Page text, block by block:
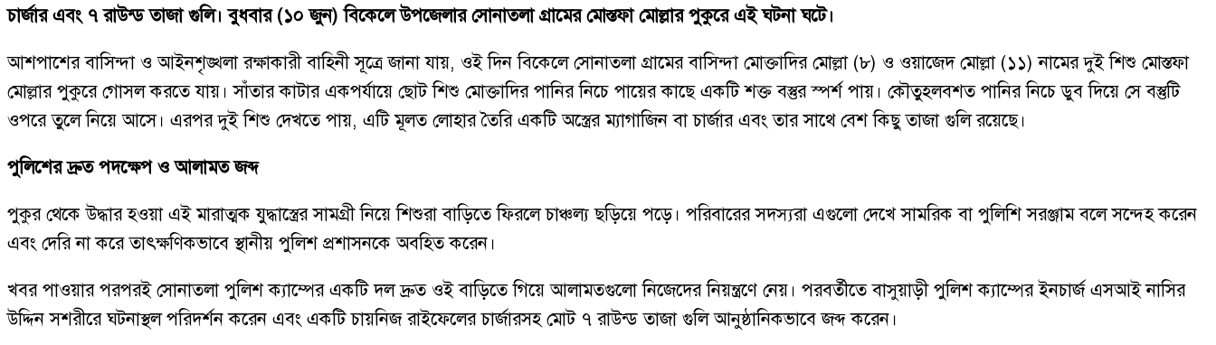
চার্জার এবং ৭ রাউন্ড তাজা গুলি। বুধবার (১০ জুন) বিকেলে উপজেলার সোনাতলা গ্রামের মোস্তফা মোল্লার পুকুরে এই ঘটনা ঘটে।
আশপাশের বাসিন্দা ও আইনশৃঙ্খলা রক্ষাকারী বাহিনী সূত্রে জানা যায়, ওই দিন বিকেলে সোনাতলা গ্রামের বাসিন্দা মোক্তাদির মোল্লা (৮) ও ওয়াজেদ মোল্লা (১১) নামের দুই শিশু মোস্তফা
মোল্লার পুকুরে গোসল করতে যায়। সাঁতার কাটার একপর্যায়ে ছোট শিশু মোক্তাদির পানির নিচে পায়ের কাছে একটি শক্ত বস্তুর স্পর্শ পায়। কৌতুহলবশত পানির নিচে ডুব দিয়ে সে বস্তুটি
ওপরে তুলে নিয়ে আসে। এরপর দুই শিশু দেখতে পায়, এটি মূলত লোহার তৈরি একটি অস্ত্রের ম্যাগাজিন বা চার্জার এবং তার সাথে বেশ কিছু তাজা গুলি রয়েছে।
পুলিশের দ্রুত পদক্ষেপ ও আলামত জব্দ
পুকুর থেকে উদ্ধার হওয়া এই মারাত্মক যুদ্ধাস্ত্রের সামগ্রী নিয়ে শিশুরা বাড়িতে ফিরলে চাঞ্চল্য ছড়িয়ে পড়ে। পরিবারের সদস্যরা এগুলো দেখে সামরিক বা পুলিশি সরঞ্জাম বলে সন্দেহ করেন
এবং দেরি না করে তাৎক্ষণিকভাবে স্থানীয় পুলিশ প্রশাসনকে অবহিত করেন।
খবর পাওয়ার পরপরই সোনাতলা পুলিশ ক্যাম্পের একটি দল দ্রুত ওই বাড়িতে গিয়ে আলামতগুলো নিজেদের নিয়ন্ত্রণে নেয়। পরবর্তীতে বাসুয়াড়ী পুলিশ ক্যাম্পের ইনচার্জ এসআই নাসির
উদ্দিন সশরীরে ঘটনাস্থল পরিদর্শন করেন এবং একটি চায়নিজ রাইফেলের চার্জারসহ মোট ৭ রাউন্ড তাজা গুলি আনুষ্ঠানিকভাবে জব্দ করেন।